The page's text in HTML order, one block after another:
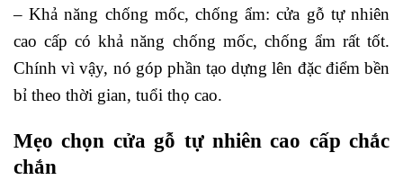
– Khả năng chống mốc, chống ẩm: cửa gỗ tự nhiên
cao cấp có khả năng chống mốc, chống ẩm rất tốt.
Chính vì vậy, nó góp phần tạo dựng lên đặc điểm bền
bỉ theo thời gian, tuổi thọ cao.
Mẹo chọn cửa gỗ tự nhiên cao cấp chắc
chắn